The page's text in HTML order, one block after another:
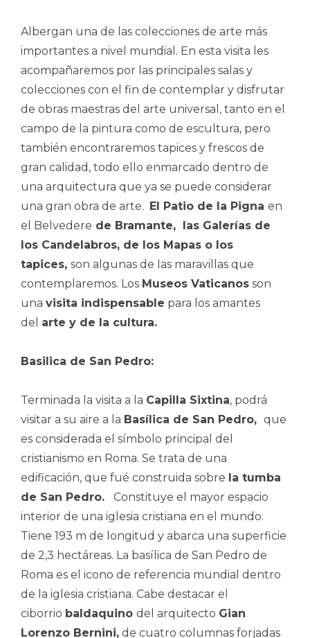
Albergan una de las colecciones de arte más
importantes a nivel mundial. En esta visita les
acompañaremos por las principales salas y
colecciones con el fin de contemplar y disfrutar
de obras maestras del arte universal, tanto en el
campo de la pintura como de escultura, pero
también encontraremos tapices y frescos de
gran calidad, todo ello enmarcado dentro de
una arquitectura que ya se puede considerar
una gran obra de arte. El Patio de la Pigna en
el Belvedere de Bramante, las Galerías de
los Candelabros, de los Mapas o los
tapices, son algunas de las maravillas que
contemplaremos. Los Museos Vaticanos son
una visita indispensable para los amantes
del arte y de la cultura.
Basilica de San Pedro:
Terminada la visita a la Capilla Sixtina, podrá
visitar a su aire a la Basílica de San Pedro, que
es considerada el símbolo principal del
cristianismo en Roma. Se trata de una
edificación, que fué construida sobre la tumba
de San Pedro.
Constituye el mayor espacio
interior de una iglesia cristiana en el mundo.
Tiene 193 m de longitud y abarca una superficie
de 2,3 hectáreas. La basílica de San Pedro de
Roma es el icono de referencia mundial dentro
de la iglesia cristiana. Cabe destacar el
ciborrio baldaquino del arquitecto Gian
Lorenzo Bernini, de cuatro columnas forjadas